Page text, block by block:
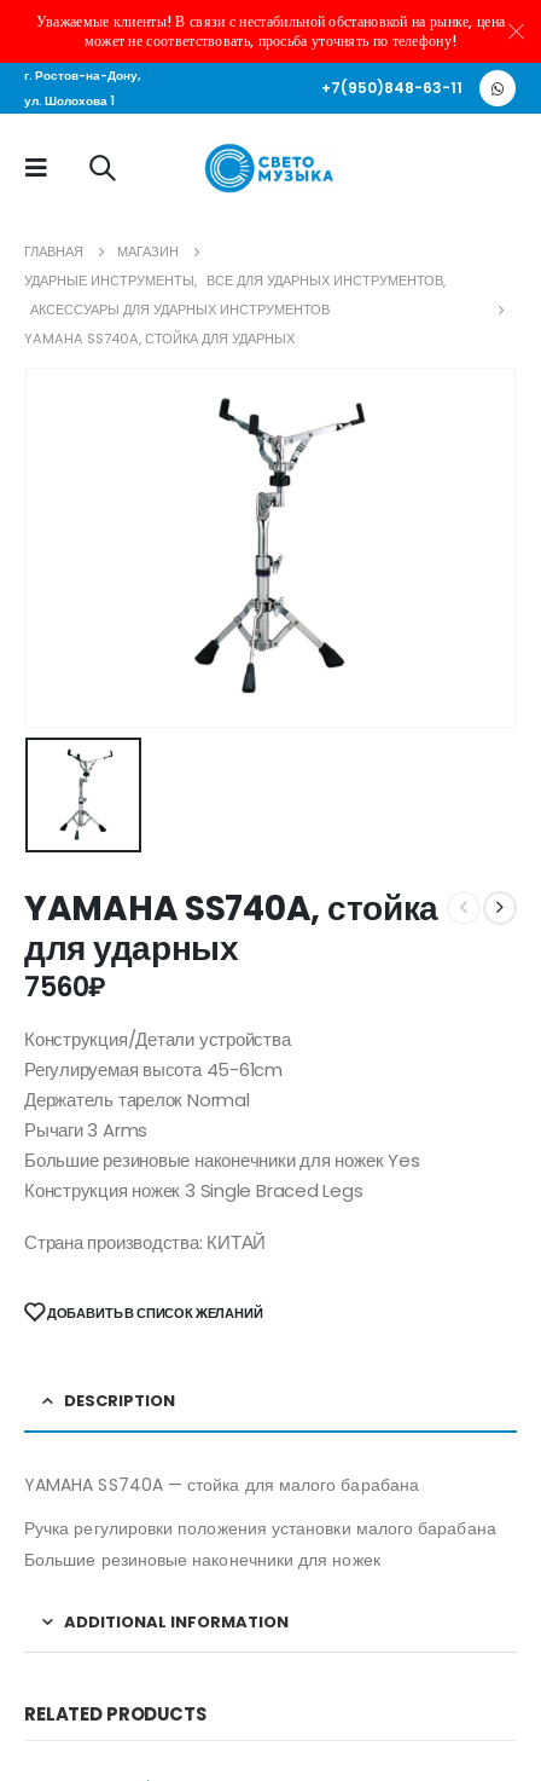
Уважаемые клиенты! В связи с нестабильной обстановкой на рынке, цена
может не соответствовать, просьба уточнять по телефону!
г. Ростов-на-Дону,
ул. Шолохова 1
+7(950)848-63-11
ГЛАВНАЯ
МАГАЗИН
УДАРНЫЕ ИНСТРУМЕНТЫ, ВСЕ ДЛЯ УДАРНЫХ ИНСТРУМЕНТОВ,
АКСЕССУАРЫ ДЛЯ УДАРНЫХ ИНСТРУМЕНТОВ
YAMAHA SS740A, СТОЙКА ДЛЯ УДАРНЫХ
YAMAHA SS740A, стойка
для ударных
7560₽
Конструкция/Детали устройства
Регулируемая высота 45-61cm
Держатель тарелок Normal
Рычаги 3 Arms
Большие резиновые наконечники для ножек Yes
Конструкция ножек 3 Single Braced Legs
Страна производства: КИТАЙ
ДОБАВИТЬ В СПИСОК ЖЕЛАНИЙ
DESCRIPTION
YAMAHA SS740A — стойка для малого барабана
Ручка регулировки положения установки малого барабана
Большие резиновые наконечники для ножек
ADDITIONAL INFORMATION
RELATED PRODUCTS